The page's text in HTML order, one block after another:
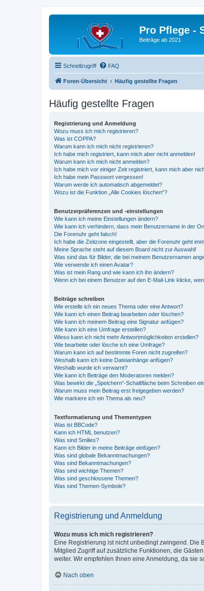
Pro Pflege -
Beiträge ab 2021
Schnellzugriff FAQ
Foren-Übersicht Häufig gestellte Fragen
Häufig gestellte Fragen
Registrierung und Anmeldung
Wozu muss ich mich registrieren?
Was ist COPPA?
Warum kann ich mich nicht registrieren?
Ich habe mich registriert, kann mich aber nicht anmelden!
Warum kann ich mich nicht anmelden?
Ich habe mich vor einiger Zeit registriert, kann mich aber
Ich habe mein Passwort vergessen!
Warum werde ich automatisch abgemeldet?
Wozu ist die Funktion „Alle Cookies löschen“?
Benutzerpräferenzen und -einstellungen
Wie kann ich meine Einstellungen ändern?
Wie kann ich verhindern, dass mein Benutzername in der
Die Forenuhr geht falsch!
Ich habe die Zeitzone eingestellt, aber die Forenuhr geht
Meine Sprache steht auf diesem Board nicht zur Auswahl!
Was sind das für Bilder, die bei meinem Benutzernamen
Wie verwende ich einen Avatar?
Was ist mein Rang und wie kann ich ihn ändern?
Wenn ich bei einem Benutzer auf den E-Mail-Link klicke,
Beiträge schreiben
Wie erstelle ich ein neues Thema oder eine Antwort?
Wie kann ich einen Beitrag bearbeiten oder löschen?
Wie kann ich meinem Beitrag eine Signatur anfügen?
Wie kann ich eine Umfrage erstellen?
Wieso kann ich nicht mehr Antwortmöglichkeiten erstellen?
Wie bearbeite oder lösche ich eine Umfrage?
Warum kann ich auf bestimmte Foren nicht zugreifen?
Weshalb kann ich keine Dateianhänge anfügen?
Weshalb wurde ich verwarnt?
Wie kann ich Beiträge den Moderatoren melden?
Was bewirkt die „Speichern“-Schaltfläche beim Schreiben
Warum muss mein Beitrag erst freigegeben werden?
Wie markiere ich ein Thema als neu?
Textformatierung und Thementypen
Was ist BBCode?
Kann ich HTML benutzen?
Was sind Smilies?
Kann ich Bilder in meine Beiträge einfügen?
Was sind globale Bekanntmachungen?
Was sind Bekanntmachungen?
Was sind wichtige Themen?
Was sind geschlossene Themen?
Was sind Themen-Symbole?
Registrierung und Anmeldung
Wozu muss ich mich registrieren?
Eine Registrierung ist nicht unbedingt zwingend. Die
Mitglied Zugriff auf zusätzliche Funktionen, die
weiter. Wir empfehlen Ihnen eine Anmeldung, da sie
Nach oben